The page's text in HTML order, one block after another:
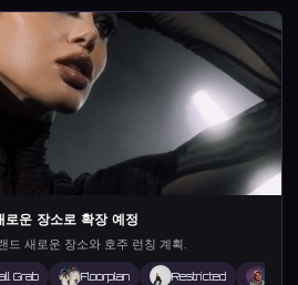
장소로 확장 예정
새로운 장소와 호주 런칭 계획.
Grab Floorplan Restricted